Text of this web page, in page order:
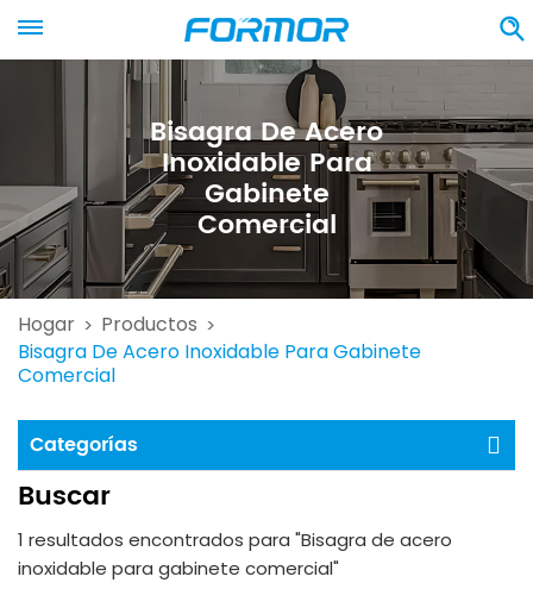
Bisagra De Acero
Inoxidable Para
Gabinete
Comercial
Hogar > Productos >
Bisagra De Acero Inoxidable Para Gabinete
Comercial
Categorías
Buscar
1 resultados encontrados para "Bisagra de acero
inoxidable para gabinete comercial"